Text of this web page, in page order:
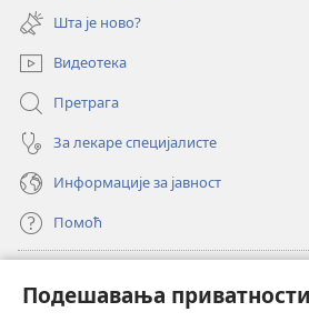
Подешавања приватности
нови
прозор)
Шта је ново?
Видеотека
Претрага
За лекаре специјалисте
Информације за јавност
Помоћ
(отвара
нови